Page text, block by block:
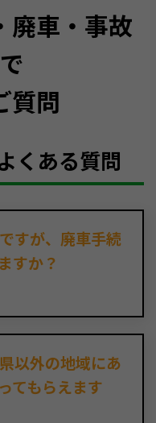
廃車・事故
質問
くある質問
すが、廃車手続
すか？
以外の地域にあ
てもらえます